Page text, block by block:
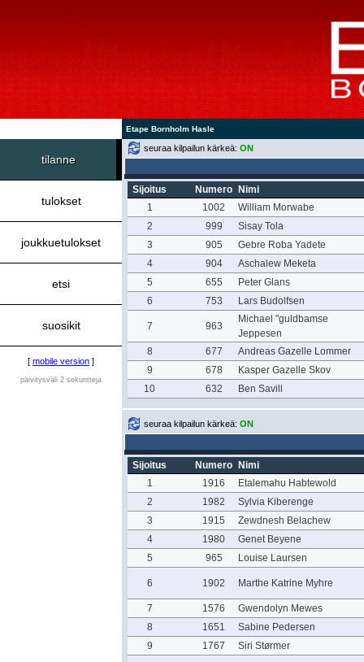
Etape Bornholm Hasle
tilanne
tulokset
joukkuetulokset
etsi
suosikit
[ mobile version ]
päivitysväli 2 sekuntteja
seuraa kilpailun kärkeä: ON
Sijoitus Numero
Nimi
1
1002
William Morwabe
2
999
Sisay Tola
3
905
Gebre Roba Yadete
4
904
Aschalew Meketa
5
655
Peter Glans
6
753 Lars Budolfsen
7 963
Michael "guldbamse
Jeppesen
8
677
Andreas Gazelle Lommer
9
678
Kasper Gazelle Skov
10
632 Ben Savill
seuraa kilpailun kärkeä: ON
Sijoitus Numero
Nimi
1
1916
Etalemahu Habtewold
2
1982
Sylvia Kiberenge
3
1915
Zewdnesh Belachew
4
1980
Genet Beyene
5
965 Louise Laursen
6 1902 Marthe Katrine Myhre
7 1576
Gwendolyn Mewes
8
1651
Sabine Pedersen
9
1767 Siri Størmer